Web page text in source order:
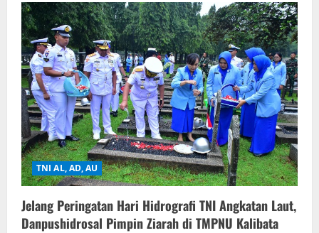
Bulan
K3
2026,
Pelindo
Group
Wilayah
Makassar
Gelar
Donor
Darah,
Wujud
Kepedulian
Sosial
TNI AL, AD, AU
Jelang Peringatan Hari Hidrografi TNI Angkatan Laut,
Danpushidrosal Pimpin Ziarah di TMPNU Kalibata